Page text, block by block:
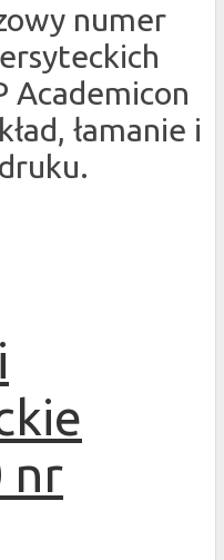
numer
Academicon
łamanie i
nr